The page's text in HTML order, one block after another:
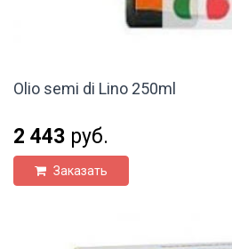
Olio semi di Lino 250ml
2 443 руб.
Заказать